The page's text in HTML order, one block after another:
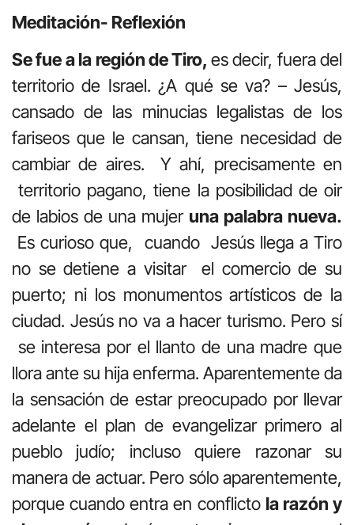
Meditación- Reflexión
Se fue a la región de Tiro, es decir, fuera del
territorio de Israel. ¿A qué se va? – Jesús,
cansado de las minucias legalistas de los
fariseos que le cansan, tiene necesidad de
cambiar de aires. Y ahí, precisamente en
territorio pagano, tiene la posibilidad de oir
de labios de una mujer una palabra nueva.
Es curioso que, cuando Jesús llega a Tiro
no se detiene a visitar el comercio de su
puerto; ni los monumentos artísticos de la
ciudad. Jesús no va a hacer turismo. Pero sí
se interesa por el llanto de una madre que
llora ante su hija enferma. Aparentemente da
la sensación de estar preocupado por llevar
adelante el plan de evangelizar primero al
pueblo judío; incluso quiere razonar su
manera de actuar. Pero sólo aparentemente,
porque cuando entra en conflicto la razón y